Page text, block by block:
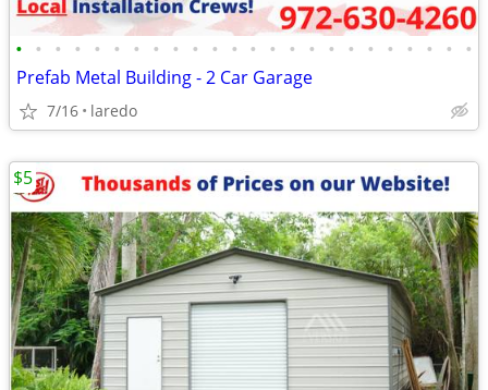
• • • • • • • • • • • • • • • • • • • • • • • •
Prefab Metal Building - 2 Car Garage
7/16 laredo
$5